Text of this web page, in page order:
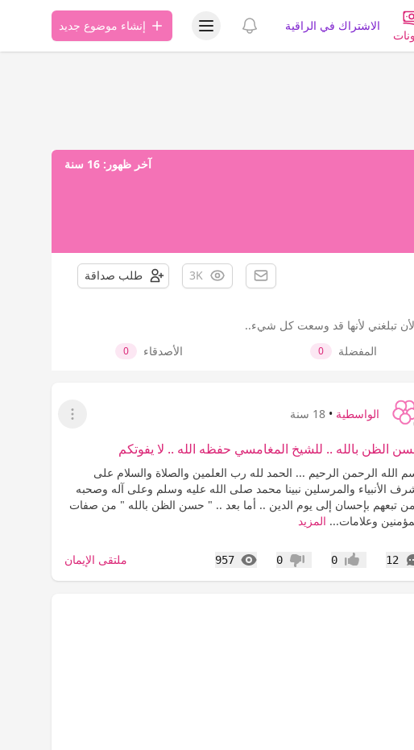
الاشتراك في الراقية عرض الإشعاراتعرض قائمة المستخدمإنشاء موضوع جديد
آخر ظهور: 16 سنة
3K طلب صداقة
لأن تبلغني لأنها قد وسعت كل شيء‏..
المفضلة 0 الأصدقاء 0
الواسطية • 18 سنة
عرض القائمة
الظن بالله .. للشيخ المغامسي حفظه الله .. لا يفوتكم
الله الرحمن الرحيم ... الحمد لله رب العلمين والصلاة والسلام على
الأنبياء والمرسلين نبينا محمد صلى الله عليه وسلم وعلى آله وصحبه
تبعهم بإحسان إلى يوم الدين .. أما بعد .. " حسن الظن بالله " من صفات
وعلامات... المزيد
12 إعجاب0 عدم إعجاب
0
957
المشاهدات ملتقى الإيمان